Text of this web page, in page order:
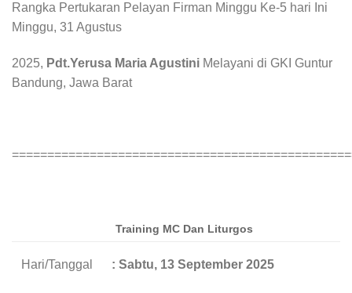
Rangka Pertukaran Pelayan Firman Minggu Ke-5 hari Ini
Minggu, 31 Agustus
2025, Pdt.Yerusa Maria Agustini Melayani di GKI Guntur
Bandung, Jawa Barat
Training MC Dan Liturgos
Hari/Tanggal : Sabtu, 13 September 2025